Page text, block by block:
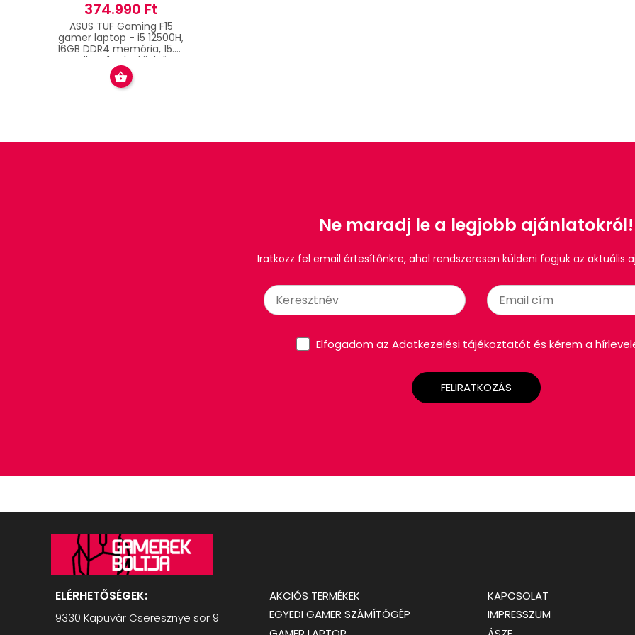
374.990 Ft
ASUS TUF Gaming F15
gamer laptop - i5 12500H,
16GB DDR4 memória, 15.6"
Full HD 144hz kijelző,
1024GB SSD, RTX 3050
4GB, Fekete, Windows 11
Pro
Ne maradj le a legjobb ajánlatokról!
Iratkozz fel email értesítőnkre, ahol rendszeresen küldeni fogjuk az aktuális
Elfogadom az Adatkezelési tájékoztatót és kérem a
FELIRATKOZÁS
ELÉRHETŐSÉGEK:
9330 Kapuvár Cseresznye sor 9
AKCIÓS TERMÉKEK
EGYEDI GAMER SZÁMÍTÓGÉP
KAPCSOLAT
IMPRESSZUM